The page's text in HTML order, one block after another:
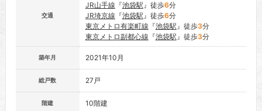
交通
JR山手線 『池袋駅』徒歩6分
JR埼京線 『池袋駅』徒歩6分
東京メトロ有楽町線 『池袋駅』徒歩3分
東京メトロ副都心線 『池袋駅』徒歩3分
築年月 2021年10月
総戸数 27戸
階建 10階建